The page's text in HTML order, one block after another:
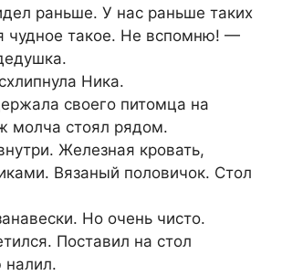
раньше. У нас раньше таких
чудное такое. Не вспомню! —
Ника.
своего питомца на
молча стоял рядом.
Железная кровать,
Вязаный половичок. Стол
Но очень чисто.
Поставил на стол
налил.